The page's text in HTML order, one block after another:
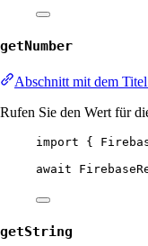
getNumber
Abschnitt mit dem
Rufen Sie den Wert für
import {
await
getString